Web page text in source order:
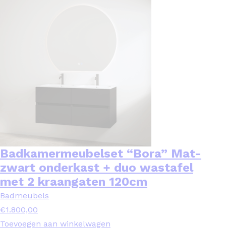
Badkamermeubelset “Bora” Mat-
zwart onderkast + duo wastafel
met 2 kraangaten 120cm
Badmeubels
€1.800,00
Toevoegen aan winkelwagen